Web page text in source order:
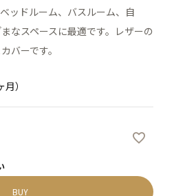
ッドルーム、バスルーム、自
なスペースに最適です。レザーの
バーです。
）
BUY